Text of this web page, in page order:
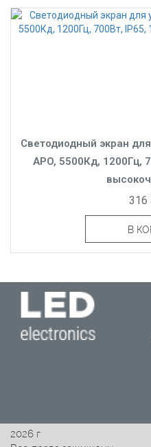
Светодиодный экран
APO, 5500Кд, 1200Гц,
316
В
2026 г